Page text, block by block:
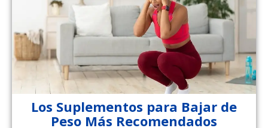
Los Suplementos para Bajar de
Peso Más Recomendados